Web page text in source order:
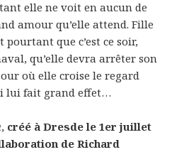
elle ne voit en aucun de
amour qu’elle attend. Fille
pourtant que c’est ce soir,
qu’elle devra arrêter son
où elle croise le regard
lui fait grand effet…
, créé à Dresde le 1er juillet
de Richard